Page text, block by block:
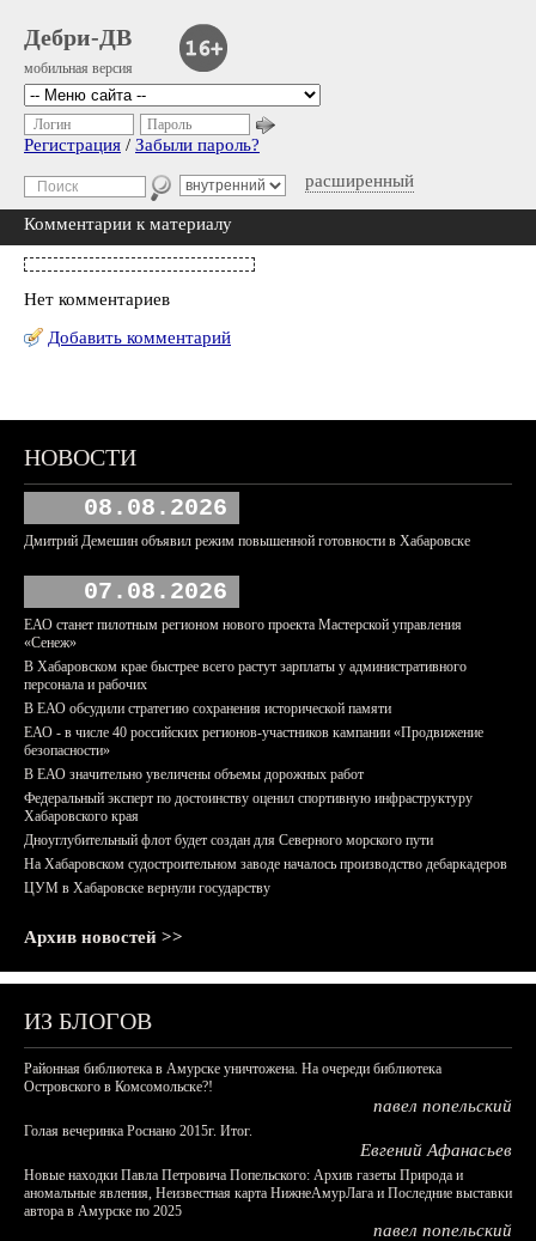
Дебри-ДВ
мобильная версия
расширенный
Логин Пароль
Регистрация / Забыли пароль?
Комментарии к материалу
Нет комментариев
Добавить комментарий
НОВОСТИ
08.08.2026
Дмитрий Демешин объявил режим повышенной готовности в Хабаровске
07.08.2026
ЕАО станет пилотным регионом нового проекта Мастерской управления
«Сенеж»
В Хабаровском крае быстрее всего растут зарплаты у административного
персонала и рабочих
В ЕАО обсудили стратегию сохранения исторической памяти
ЕАО - в числе 40 российских регионов-участников кампании «Продвижение
безопасности»
В ЕАО значительно увеличены объемы дорожных работ
Федеральный эксперт по достоинству оценил спортивную инфраструктуру
Хабаровского края
Дноуглубительный флот будет создан для Северного морского пути
На Хабаровском судостроительном заводе началось производство дебаркадеров
ЦУМ в Хабаровске вернули государству
Архив новостей >>
ИЗ БЛОГОВ
Районная библиотека в Амурске уничтожена. На очереди библиотека
Островского в Комсомольске?!
павел попельский
Голая вечеринка Роснано 2015г. Итог.
Евгений Афанасьев
Новые находки Павла Петровича Попельского: Архив газеты Природа и
аномальные явления, Неизвестная карта НижнеАмурЛага и Последние выставки
автора в Амурске по 2025
павел попельский